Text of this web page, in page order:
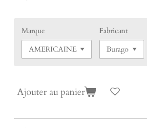
Marque Fabricant
Ajouter au panier